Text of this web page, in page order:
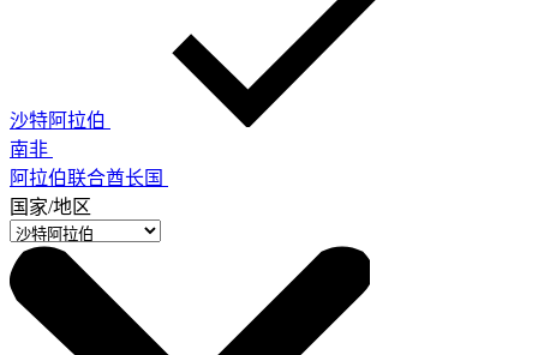
沙特阿拉伯
南非
阿拉伯联合酋长国
国家/地区